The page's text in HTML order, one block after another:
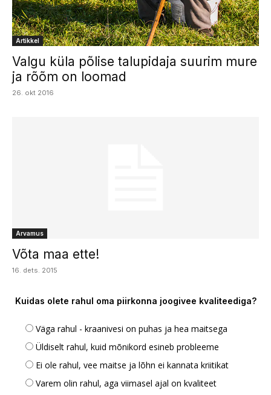
Artikkel
Valgu küla põlise talupidaja suurim mure
ja rõõm on loomad
26. okt 2016
Arvamus
Võta maa ette!
16. dets. 2015
Kuidas olete rahul oma piirkonna joogivee kvaliteediga?
Väga rahul - kraanivesi on puhas ja hea maitsega
Üldiselt rahul, kuid mõnikord esineb probleeme
Ei ole rahul, vee maitse ja lõhn ei kannata kriitikat
Varem olin rahul, aga viimasel ajal on kvaliteet